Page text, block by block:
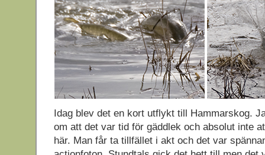
Idag blev det en kort utflykt till Hammarskog.
om att det var tid för gäddlek och absolut inte
här. Man får ta tillfället i akt och det var